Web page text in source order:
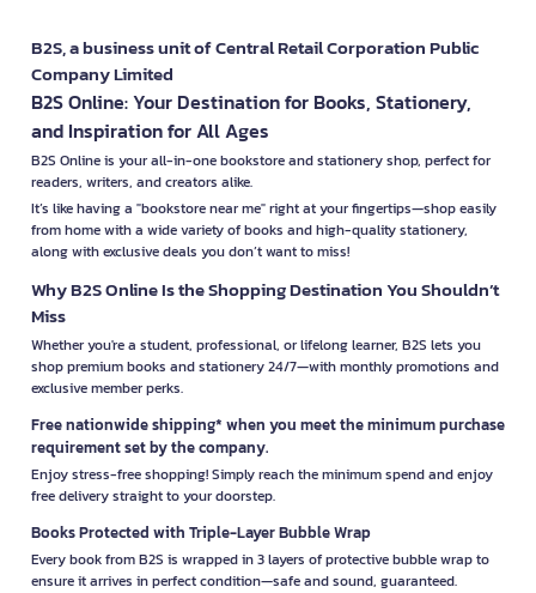
B2S, a business unit of Central Retail Corporation Public
Company Limited
B2S Online: Your Destination for Books, Stationery,
and Inspiration for All Ages
B2S Online is your all-in-one bookstore and stationery shop, perfect for
readers, writers, and creators alike.
It’s like having a "bookstore near me" right at your fingertips—shop easily
from home with a wide variety of books and high-quality stationery,
along with exclusive deals you don’t want to miss!
Why B2S Online Is the Shopping Destination You Shouldn’t
Miss
Whether you're a student, professional, or lifelong learner, B2S lets you
shop premium books and stationery 24/7—with monthly promotions and
exclusive member perks.
Free nationwide shipping* when you meet the minimum purchase
requirement set by the company.
Enjoy stress-free shopping! Simply reach the minimum spend and enjoy
free delivery straight to your doorstep.
Books Protected with Triple-Layer Bubble Wrap
Every book from B2S is wrapped in 3 layers of protective bubble wrap to
ensure it arrives in perfect condition—safe and sound, guaranteed.